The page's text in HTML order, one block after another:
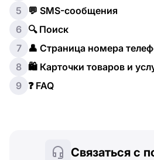
5
💬 SMS-сообщения
6 🔍 Поиск
7
👤 Страница номера
8 🛍️ Карточки товаров и
9 ❓ FAQ
Связаться с